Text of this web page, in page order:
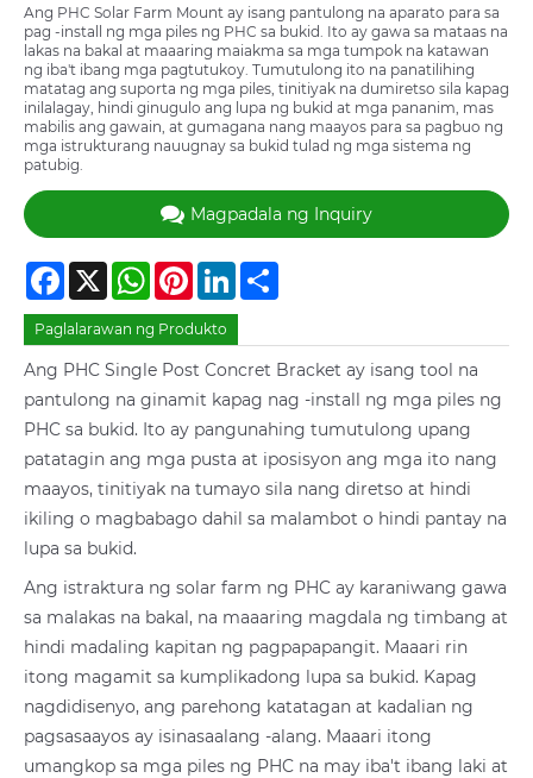
Ang PHC Solar Farm Mount ay isang pantulong na aparato para sa
pag -install ng mga piles ng PHC sa bukid. Ito ay gawa sa mataas na
lakas na bakal at maaaring maiakma sa mga tumpok na katawan
ng iba't ibang mga pagtutukoy. Tumutulong ito na panatilihing
matatag ang suporta ng mga piles, tinitiyak na dumiretso sila kapag
inilalagay, hindi ginugulo ang lupa ng bukid at mga pananim, mas
mabilis ang gawain, at gumagana nang maayos para sa pagbuo ng
mga istrukturang nauugnay sa bukid tulad ng mga sistema ng
patubig.
Magpadala ng Inquiry
Facebook
X WhatsAppPinterestLinkedIn
Paglalarawan ng Produkto
Ang PHC Single Post Concret Bracket ay isang tool na
pantulong na ginamit kapag nag -install ng mga piles ng
PHC sa bukid. Ito ay pangunahing tumutulong upang
patatagin ang mga pusta at iposisyon ang mga ito nang
maayos, tinitiyak na tumayo sila nang diretso at hindi
ikiling o magbabago dahil sa malambot o hindi pantay na
lupa sa bukid.
Ang istraktura ng solar farm ng PHC ay karaniwang gawa
sa malakas na bakal, na maaaring magdala ng timbang at
hindi madaling kapitan ng pagpapapangit. Maaari rin
itong magamit sa kumplikadong lupa sa bukid. Kapag
nagdidisenyo, ang parehong katatagan at kadalian ng
pagsasaayos ay isinasaalang -alang. Maaari itong
umangkop sa mga piles ng PHC na may iba't ibang laki at